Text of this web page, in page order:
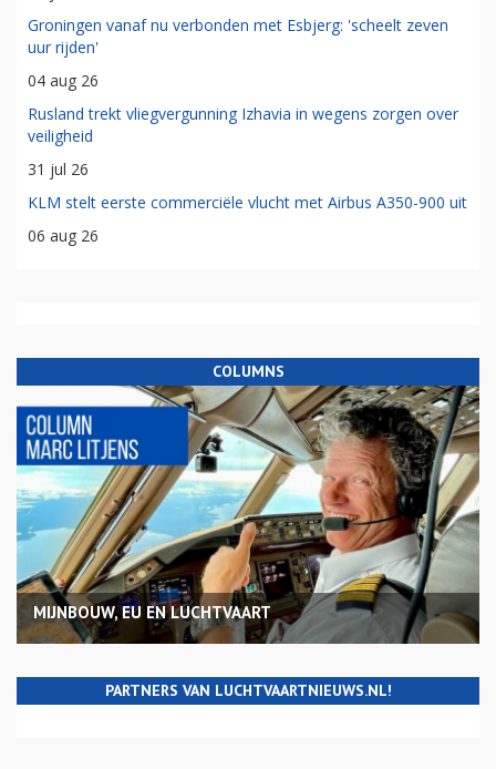
Groningen vanaf nu verbonden met Esbjerg: 'scheelt zeven
uur rijden'
04 aug 26
Rusland trekt vliegvergunning Izhavia in wegens zorgen over
veiligheid
31 jul 26
KLM stelt eerste commerciële vlucht met Airbus A350-900 uit
06 aug 26
COLUMNS
MIJNBOUW, EU EN LUCHTVAART
PARTNERS VAN LUCHTVAARTNIEUWS.NL!